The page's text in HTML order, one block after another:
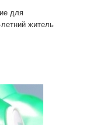
для
летний житель